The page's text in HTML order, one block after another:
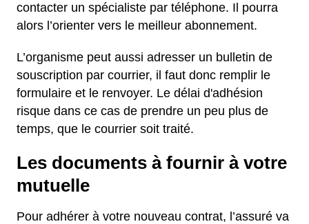
contacter un spécialiste par téléphone. Il pourra
alors l’orienter vers le meilleur abonnement.
L’organisme peut aussi adresser un bulletin de
souscription par courrier, il faut donc remplir le
formulaire et le renvoyer. Le délai d'adhésion
risque dans ce cas de prendre un peu plus de
temps, que le courrier soit traité.
Les documents à fournir à votre
mutuelle
Pour adhérer à votre nouveau contrat, l’assuré va